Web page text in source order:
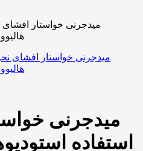
میدجرنی خواستار افشای
میدجرنی
استفاده